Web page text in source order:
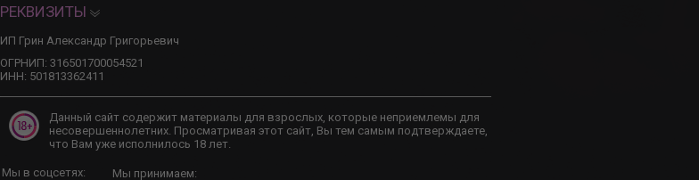
РЕКВИЗИТЫ
ИП Грин Александр Григорьевич
ОГРНИП: 316501700054521
ИНН: 501813362411
Данный сайт содержит материалы для взрослых, которые неприемлемы для
несовершеннолетних. Просматривая этот сайт, Вы тем самым подтверждаете,
что Вам уже исполнилось 18 лет.
Мы в соцсетях: Мы принимаем: